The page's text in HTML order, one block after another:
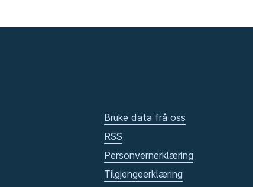
Bruke data frå oss
RSS
Personvernerklæring
Tilgjengeerklæring